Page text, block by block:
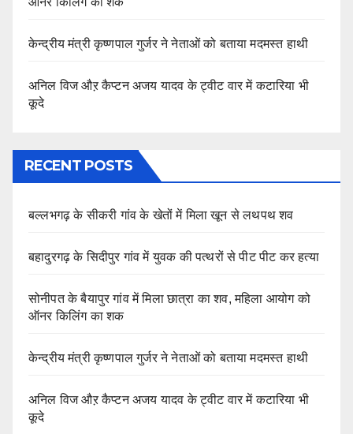
केन्द्रीय मंत्री कृष्णपाल गुर्जर ने नेताओं को बताया मदमस्त हाथी
अनिल विज औऱ कैप्टन अजय यादव के ट्वीट वार में कटारिया भी
कूदे
RECENT POSTS
बल्लभगढ़ के सीकरी गांव के खेतों में मिला खून से लथपथ शव
बहादुरगढ़ के सिदीपुर गांव में युवक की पत्थरों से पीट पीट कर हत्या
सोनीपत के बैयापुर गांव में मिला छात्रा का शव, महिला आयोग को
ऑनर किलिंग का शक
केन्द्रीय मंत्री कृष्णपाल गुर्जर ने नेताओं को बताया मदमस्त हाथी
अनिल विज औऱ कैप्टन अजय यादव के ट्वीट वार में कटारिया भी
कूदे